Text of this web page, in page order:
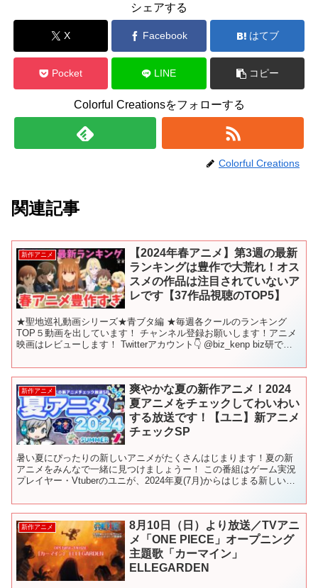
シェアする
X Facebook はてブ
Pocket LINE コピー
Colorful Creationsをフォローする
Colorful Creations
関連記事
新作アニメ
【2024年春アニメ】第3週の最新
ランキングは豊作で大荒れ！オス
スメの作品は注目されていないア
レです【37作品視聴のTOP5】
★聖地巡礼動画シリーズ★青ブタ編 ★毎週各クールのランキング
TOP５動画を出しています！ チャンネル登録お願いします！アニメ
映画はレビューします！ Twitterアカウント👇 @biz_kenp biz研で検
新作アニメ
爽やかな夏の新作アニメ！2024
夏アニメをチェックしてわいわい
する放送です！【ユニ】新アニメ
チェックSP
暑い夏にぴったりの新しいアニメがたくさんはじまります！夏の新
アニメをみんなで一緒に見つけましょうー！ この番組はゲーム実況
プレイヤー・Vtuberのユニが、2024年夏(7月)からはじまる新しいア
新作アニメ
8月10日（日）より放送／TVアニ
メ「ONE PIECE」オープニング
主題歌「カーマイン」
ELLEGARDEN